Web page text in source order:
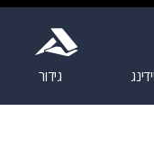
גידור